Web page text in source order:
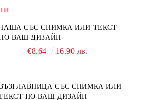
СЪС СНИМКА ИЛИ ТЕКСТ
ВАШ ДИЗАЙН
€8.64 16.90 лв.
СЪС СНИМКА ИЛИ
ПО ВАШ ДИЗАЙН